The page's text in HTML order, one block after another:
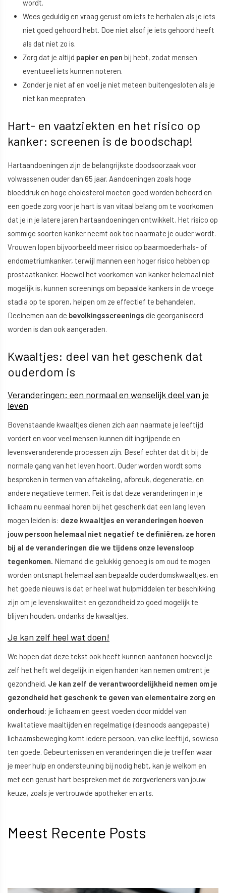
wordt.
Wees geduldig en vraag gerust om iets te herhalen als je iets
niet goed gehoord hebt. Doe niet alsof je iets gehoord heeft
als dat niet zo is.
Zorg dat je altijd papier en pen bij hebt, zodat mensen
eventueel iets kunnen noteren.
Zonder je niet af en voel je niet meteen buitengesloten als je
niet kan meepraten.
Hart- en vaatziekten en het risico op
kanker: screenen is de boodschap!
Hartaandoeningen zijn de belangrijkste doodsoorzaak voor
volwassenen ouder dan 65 jaar. Aandoeningen zoals hoge
bloeddruk en hoge cholesterol moeten goed worden beheerd en
een goede zorg voor je hart is van vitaal belang om te voorkomen
dat je in je latere jaren hartaandoeningen ontwikkelt. Het risico op
sommige soorten kanker neemt ook toe naarmate je ouder wordt.
Vrouwen lopen bijvoorbeeld meer risico op baarmoederhals- of
endometriumkanker, terwijl mannen een hoger risico hebben op
prostaatkanker. Hoewel het voorkomen van kanker helemaal niet
mogelijk is, kunnen screenings om bepaalde kankers in de vroege
stadia op te sporen, helpen om ze effectief te behandelen.
Deelnemen aan de bevolkingsscreenings die georganiseerd
worden is dan ook aangeraden.
Kwaaltjes: deel van het geschenk dat
ouderdom is
Veranderingen: een normaal en wenselijk deel van je
leven
Bovenstaande kwaaltjes dienen zich aan naarmate je leeftijd
vordert en voor veel mensen kunnen dit ingrijpende en
levensveranderende processen zijn. Besef echter dat dit bij de
normale gang van het leven hoort. Ouder worden wordt soms
besproken in termen van aftakeling, afbreuk, degeneratie, en
andere negatieve termen. Feit is dat deze veranderingen in je
lichaam nu eenmaal horen bij het geschenk dat een lang leven
mogen leiden is: deze kwaaltjes en veranderingen hoeven
jouw persoon helemaal niet negatief te definiëren, ze horen
bij al de veranderingen die we tijdens onze levensloop
tegenkomen. Niemand die gelukkig genoeg is om oud te mogen
worden ontsnapt helemaal aan bepaalde ouderdomskwaaltjes, en
het goede nieuws is dat er heel wat hulpmiddelen ter beschikking
zijn om je levenskwaliteit en gezondheid zo goed mogelijk te
blijven houden, ondanks de kwaaltjes.
Je kan zelf heel wat doen!
We hopen dat deze tekst ook heeft kunnen aantonen hoeveel je
zelf het heft wel degelijk in eigen handen kan nemen omtrent je
gezondheid. Je kan zelf de verantwoordelijkheid nemen om je
gezondheid het geschenk te geven van elementaire zorg en
onderhoud: je lichaam en geest voeden door middel van
kwalitatieve maaltijden en regelmatige (desnoods aangepaste)
lichaamsbeweging komt iedere persoon, van elke leeftijd, sowieso
ten goede. Gebeurtenissen en veranderingen die je treffen waar
je meer hulp en ondersteuning bij nodig hebt, kan je welkom en
met een gerust hart bespreken met de zorgverleners van jouw
keuze, zoals je vertrouwde apotheker en arts.
Meest Recente Posts